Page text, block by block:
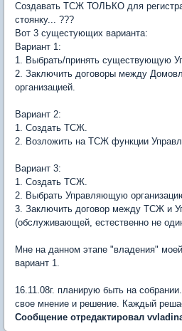
Создавать ТСЖ ТОЛЬКО для
стоянку... ???
Вот 3 сущестующих варианта:
Вариант 1:
1. Выбрать/принять существующую
2. Заключить договоры между
организацией.
Вариант 2:
1. Создать ТСЖ.
2. Возложить на ТСЖ функции
Вариант 3:
1. Создать ТСЖ.
2. Выбрать Управляющую
3. Заключить договор между ТСЖ и
(обслуживающей, естественно не
Мне на данном этапе "владения"
вариант 1.
16.11.08г. планирую быть на
свое мнение и решение. Каждый
Сообщение отредактировал